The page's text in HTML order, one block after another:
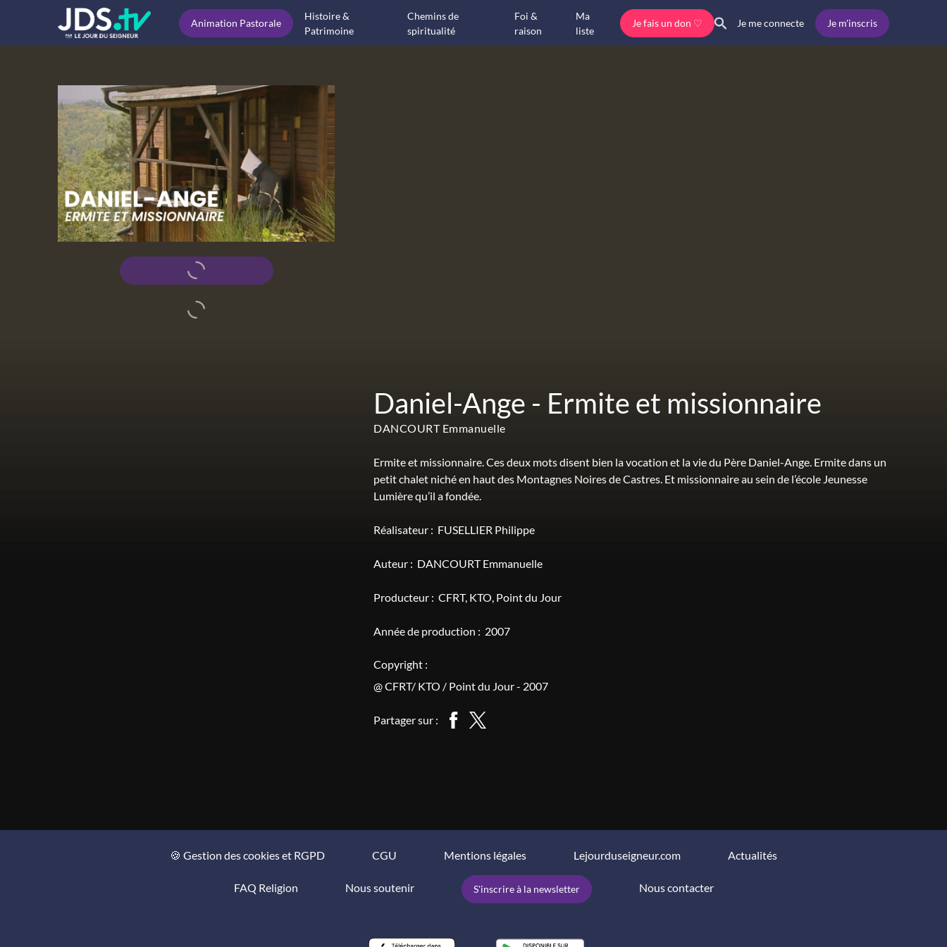
Animation Pastorale
Histoire &
Patrimoine
Chemins de
spiritualité
Foi &
raison
Ma
liste
Je fais un don ♡ Je me connecte Je m'inscris
Daniel-Ange - Ermite et missionnaire
DANCOURT Emmanuelle
Ermite et missionnaire. Ces deux mots disent bien la vocation et la vie du Père Daniel-Ange. Ermite dans un
petit chalet niché en haut des Montagnes Noires de Castres. Et missionnaire au sein de l’école Jeunesse
Lumière qu’il a fondée.
Réalisateur : FUSELLIER Philippe
Auteur : DANCOURT Emmanuelle
Producteur : CFRT KTO Point du Jour
Année de production : 2007
Copyright :
@ CFRT/ KTO / Point du Jour - 2007
Partager sur :
🍪 Gestion des cookies et RGPD CGU Mentions légales Lejourduseigneur.com Actualités
FAQ Religion Nous soutenir S'inscrire à la newsletter Nous contacter